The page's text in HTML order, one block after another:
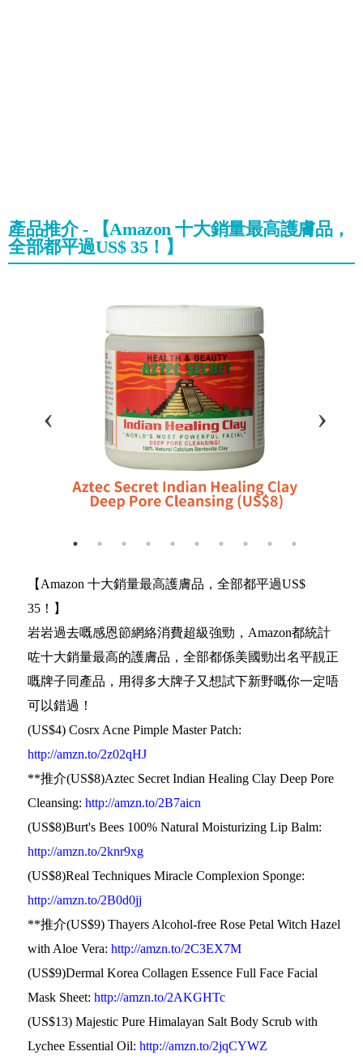
產品推介 - 【Amazon 十大銷量最高護膚品，
全部都平過US$ 35！】
【Amazon 十大銷量最高護膚品，全部都平過US$
35！】
岩岩過去嘅感恩節網絡消費超級強勁，Amazon都統計
咗十大銷量最高的護膚品，全部都係美國勁出名平靚正
嘅牌子同產品，用得多大牌子又想試下新野嘅你一定唔
可以錯過！
(US$4) Cosrx Acne Pimple Master Patch:
http://amzn.to/2z02qHJ
**推介(US$8)Aztec Secret Indian Healing Clay Deep Pore
Cleansing: http://amzn.to/2B7aicn
(US$8)Burt's Bees 100% Natural Moisturizing Lip Balm:
http://amzn.to/2knr9xg
(US$8)Real Techniques Miracle Complexion Sponge:
http://amzn.to/2B0d0jj
**推介(US$9) Thayers Alcohol-free Rose Petal Witch Hazel
with Aloe Vera: http://amzn.to/2C3EX7M
(US$9)Dermal Korea Collagen Essence Full Face Facial
Mask Sheet: http://amzn.to/2AKGHTc
(US$13) Majestic Pure Himalayan Salt Body Scrub with
Lychee Essential Oil: http://amzn.to/2jqCYWZ